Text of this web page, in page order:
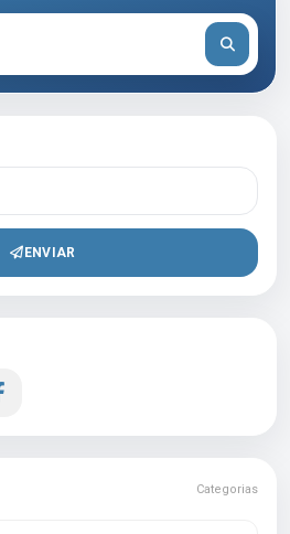
ENVIAR
Categorias